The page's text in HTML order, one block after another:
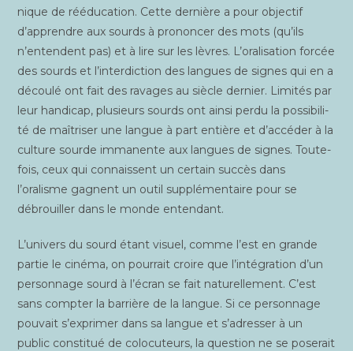
nique de réédu­ca­tion. Cette der­nière a pour objec­tif
d’apprendre aux sourds à pro­non­cer des mots (qu’ils
n’entendent pas) et à lire sur les lèvres. L’oralisation for­cée
des sourds et l’interdiction des langues de signes qui en a
décou­lé ont fait des ravages au siècle der­nier. Limi­tés par
leur han­di­cap, plu­sieurs sourds ont ain­si per­du la pos­si­bi­li­
té de maî­tri­ser une langue à part entière et d’accéder à la
culture sourde imma­nente aux langues de signes. Tou­te­
fois, ceux qui connaissent un cer­tain suc­cès dans
l’oralisme gagnent un outil sup­plé­men­taire pour se
débrouiller dans le monde entendant.
L’univers du sourd étant visuel, comme l’est en grande
par­tie le ciné­ma, on pour­rait croire que l’intégration d’un
per­son­nage sourd à l’écran se fait natu­rel­le­ment. C’est
sans comp­ter la bar­rière de la langue. Si ce per­son­nage
pou­vait s’exprimer dans sa langue et s’adresser à un
public consti­tué de colo­cu­teurs, la ques­tion ne se pose­rait